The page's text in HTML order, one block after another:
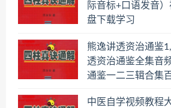
际音标+口语发音
盘下载学习
熊逸讲透资治通鉴
透资治通鉴全集音
通鉴一二三辑合集
中医自学视频教程